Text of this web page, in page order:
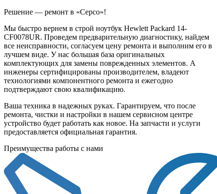
Решение — ремонт в «Серсо»!
Мы быстро вернем в строй ноутбук Hewlett Packard 14-
CF0078UR. Проведем предварительную диагностику, найдем
все неисправности, согласуем цену ремонта и выполним его в
лучшем виде. У нас большая база оригинальных
комплектующих для замены поврежденных элементов. А
инженеры сертифицированы производителем, владеют
технологиями компонентного ремонта и ежегодно
подтверждают свою квалификацию.
Ваша техника в надежных руках. Гарантируем, что после
ремонта, чистки и настройки в нашем сервисном центре
устройство будет работать как новое. На запчасти и услуги
предоставляется официальная гарантия.
Преимущества работы с нами